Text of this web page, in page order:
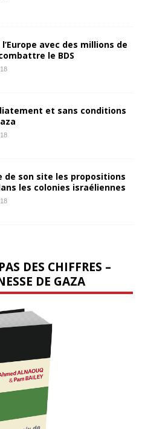
avec des millions de
le BDS
et sans conditions
de son site les propositions
les colonies israéliennes
DES CHIFFRES –
DE GAZA